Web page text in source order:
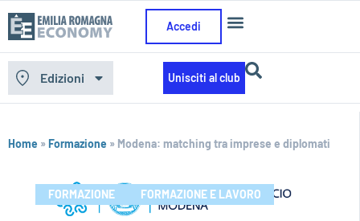
Accedi
Edizioni Unisciti al club
Home »Formazione » Modena: matching tra imprese e diplomati
FORMAZIONE FORMAZIONE E LAVORO